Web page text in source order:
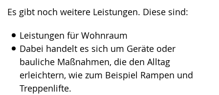
Es gibt noch weitere Leistungen. Diese sind:
Leistungen für Wohnraum
Dabei handelt es sich um Geräte oder
bauliche Maßnahmen, die den Alltag
erleichtern, wie zum Beispiel Rampen und
Treppenlifte.